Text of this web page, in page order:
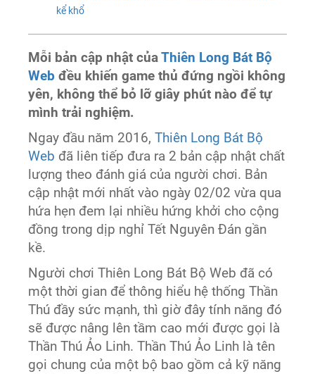
kể khổ
Mỗi bản cập nhật củaThiên Long Bát Bộ
Web đều khiến game thủ đứng ngồi không
yên, không thể bỏ lỡ giây phút nào để tự
mình trải nghiệm.
Ngay đầu năm 2016,Thiên Long Bát Bộ
Web đã liên tiếp đưa ra 2 bản cập nhật chất
lượng theo đánh giá của người chơi. Bản
cập nhật mới nhất vào ngày 02/02 vừa qua
hứa hẹn đem lại nhiều hứng khởi cho cộng
đồng trong dịp nghỉ Tết Nguyên Đán gần
kề.
Người chơi Thiên Long Bát Bộ Web đã có
một thời gian để thông hiểu hệ thống Thần
Thú đầy sức mạnh, thì giờ đây tính năng đó
sẽ được nâng lên tầm cao mới được gọi là
Thần Thú Ảo Linh. Thần Thú Ảo Linh là tên
gọi chung của một bộ bao gồm cả kỹ năng